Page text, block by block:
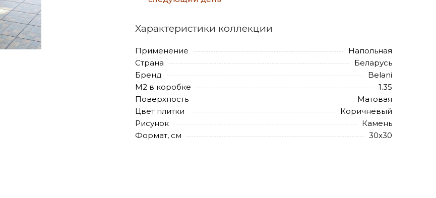
Характеристики коллекции
Применение
Напольная
Страна
Беларусь
Бренд
Belani
М2 в коробке
1.35
Поверхность
Матовая
Цвет плитки
Коричневый
Рисунок
Камень
Формат, см
30x30